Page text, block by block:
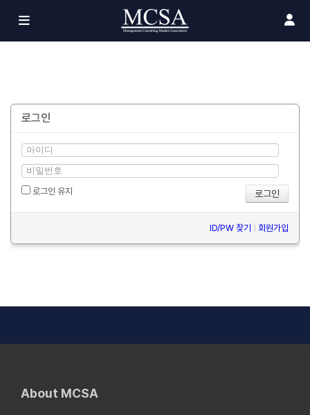
로그인
로그인 유지
ID/PW 찾기 회원가입
About MCSA